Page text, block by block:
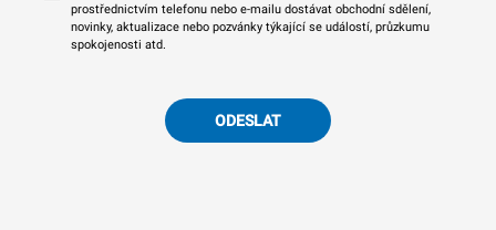
prostřednictvím telefonu nebo e-mailu dostávat obchodní sdělení,
novinky, aktualizace nebo pozvánky týkající se událostí, průzkumu
spokojenosti atd.
ODESLAT